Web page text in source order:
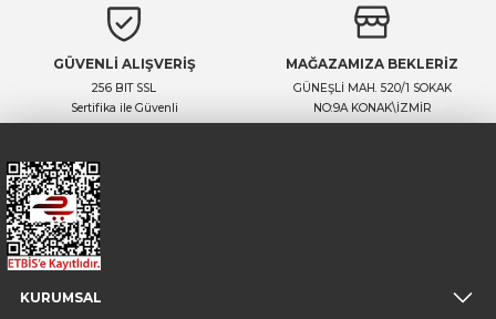
GÜVENLİ ALIŞVERİŞ
256 BIT SSL
Sertifika ile Güvenli
MAĞAZAMIZA BEKLERİZ
GÜNEŞLİ MAH. 520/1 SOKAK
NO:9A KONAK\İZMİR
KURUMSAL